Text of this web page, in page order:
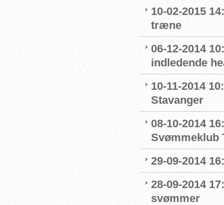
10-02-2015
træne
06-12-2014
indledende
10-11-2014
Stavanger
08-10-2014
Svømmeklub
29-09-2014
28-09-2014
svømmer